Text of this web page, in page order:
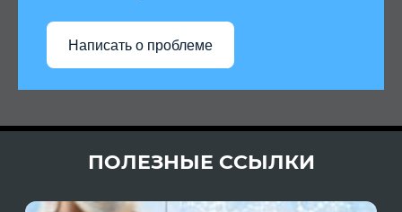
Написать о проблеме
ПОЛЕЗНЫЕ ССЫЛКИ